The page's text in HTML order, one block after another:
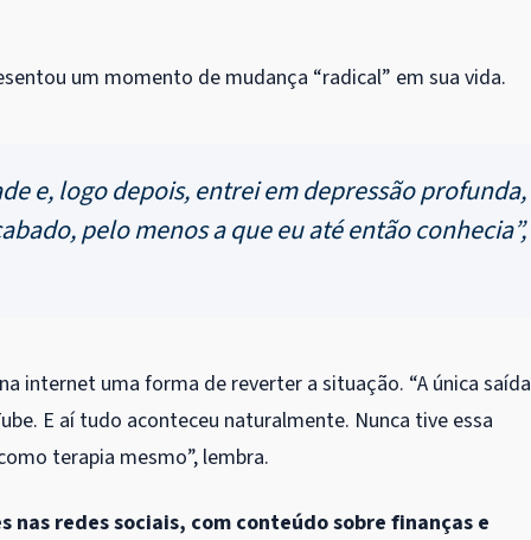
um momento de mudança “radical” em sua vida.
e, logo depois, entrei em depressão profunda,
pelo menos a que eu até então conhecia”,
internet uma forma de reverter a situação. “A única saída
E aí tudo aconteceu naturalmente. Nunca tive essa
terapia mesmo”, lembra.
redes sociais, com conteúdo sobre finanças e